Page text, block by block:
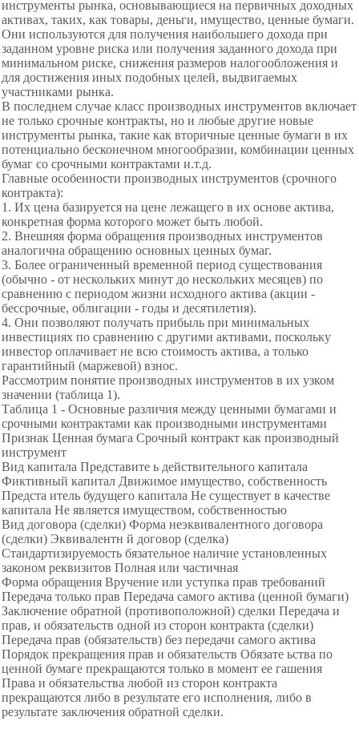
инструменты рынка, основывающиеся на первичных доходных
активах, таких, как товары, деньги, имущество, ценные бумаги.
Они используются для получения наибольшего дохода при
заданном уровне риска или получения заданного дохода при
минимальном риске, снижения размеров налогообложения и
для достижения иных подобных целей, выдвигаемых
участниками рынка.
В последнем случае класс производных инструментов включает
не только срочные контракты, но и любые другие новые
инструменты рынка, такие как вторичные ценные бумаги в их
потенциально бесконечном многообразии, комбинации ценных
бумаг со срочными контрактами и.т.д.
Главные особенности производных инструментов (срочного
контракта):
1. Их цена базируется на цене лежащего в их основе актива,
конкретная форма которого может быть любой.
2. Внешняя форма обращения производных инструментов
аналогична обращению основных ценных бумаг.
3. Более ограниченный временной период существования
(обычно - от нескольких минут до нескольких месяцев) по
сравнению с периодом жизни исходного актива (акции -
бессрочные, облигации - годы и десятилетия).
4. Они позволяют получать прибыль при минимальных
инвестициях по сравнению с другими активами, поскольку
инвестор оплачивает не всю стоимость актива, а только
гарантийный (маржевой) взнос.
Рассмотрим понятие производных инструментов в их узком
значении (таблица 1).
Таблица 1 - Основные различия между ценными бумагами и
срочными контрактами как производными инструментами
Признак Ценная бумага Срочный контракт как производный
инструмент
Вид капитала Представите ь действительного капитала
Фиктивный капитал Движимое имущество, собственность
Предста итель будущего капитала Не существует в качестве
капитала Не является имуществом, собственностью
Вид договора (сделки) Форма неэквивалентного договора
(сделки) Эквивалентн й договор (сделка)
Стаидартизируемость бязательное наличие установленных
законом реквизитов Полная или частичная
Форма обращения Вручение или уступка прав требований
Передача только прав Передача самого актива (ценной бумаги)
Заключение обратной (противоположной) сделки Передача и
прав, и обязательств одной из сторон контракта (сделки)
Передача прав (обязательств) без передачи самого актива
Порядок прекращения прав и обязательств Обязате ьства по
ценной бумаге прекращаются только в момент ее гашения
Права и обязательства любой из сторон контракта
прекращаются либо в результате его исполнения, либо в
результате заключения обратной сделки.